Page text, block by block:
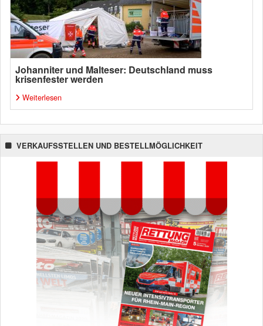
Johanniter und Malteser: Deutschland muss
krisenfester werden
Weiterlesen
VERKAUFSSTELLEN UND BESTELLMÖGLICHKEIT